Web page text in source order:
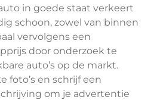
in goede staat verkeert
schoon, zowel van binnen
vervolgens een
door onderzoek te
auto’s op de markt.
foto’s en schrijf een
om je advertentie